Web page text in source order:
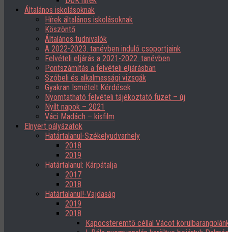
Általános iskolásoknak
Hírek általános iskolásoknak
Köszöntő
Általános tudnivalók
A 2022-2023. tanévben induló csoportjaink
Felvételi eljárás a 2021-2022. tanévben
Pontszámítás a felvételi eljárásban
Szóbeli és alkalmassági vizsgák
Gyakran Ismételt Kérdések
Nyomtatható felvételi tájékoztató füzet – új
Nyílt napok – 2021
Váci Madách – kisfilm
Elnyert pályázatok
Határtalanul-Székelyudvarhely
2018
2019
Határtalanul: Kárpátalja
2017
2018
Határtalanul!-Vajdaság
2019
2018
Kapocsteremtő céllal Vácot